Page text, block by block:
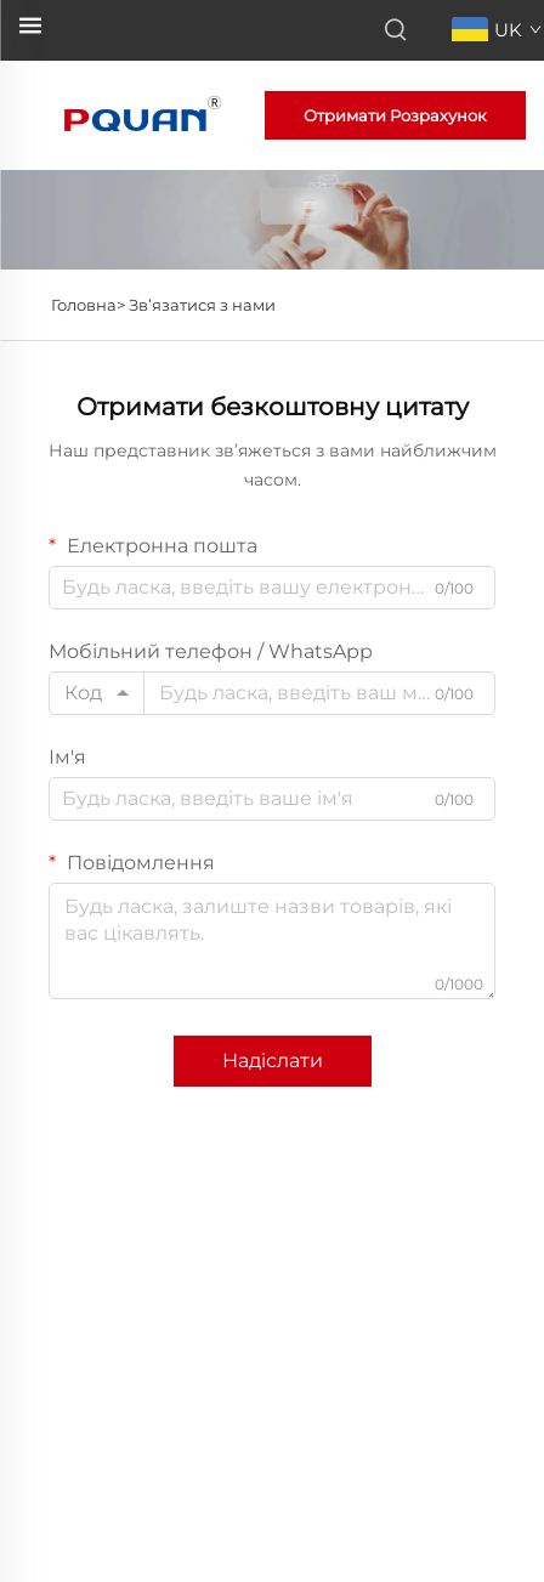
UK
Отримати Розрахунок
Головна>Зв’язатися з нами
Отримати безкоштовну цитату
Наш представник зв’яжеться з вами найближчим
часом.
Електронна пошта
0/100
Мобільний телефон / WhatsApp
Код
0/100
Ім'я
0/100
Повідомлення
0/1000
Надіслати